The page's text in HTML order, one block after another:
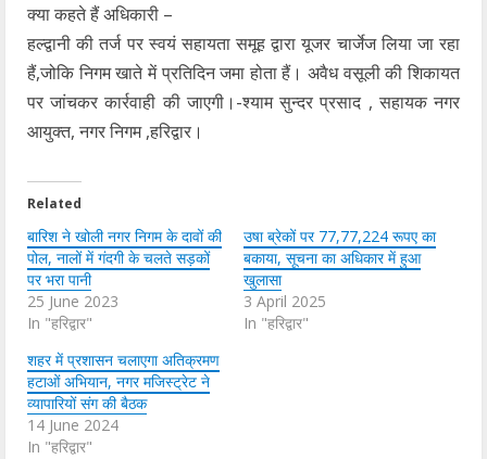
क्या कहते हैं अधिकारी –
हल्द्वानी की तर्ज पर स्वयं सहायता समूह द्वारा यूजर चार्जेज लिया जा रहा
हैं,जोकि निगम खाते में प्रतिदिन जमा होता हैं। अवैध वसूली की शिकायत
पर जांचकर कार्रवाही की जाएगी।-श्याम सुन्दर प्रसाद , सहायक नगर
आयुक्त, नगर निगम ,हरिद्वार।
Related
बारिश ने खोली नगर निगम के दावों की
पोल, नालों में गंदगी के चलते सड़कों
पर भरा पानी
25 June 2023
In "हरिद्वार"
उषा ब्रेकों पर 77,77,224 रूपए का
बकाया, सूचना का अधिकार में हुआ
खुलासा
3 April 2025
In "हरिद्वार"
शहर में प्रशासन चलाएगा अतिक्रमण
हटाओं अभियान, नगर मजिस्ट्रेट ने
व्यापारियों संग की बैठक
14 June 2024
In "हरिद्वार"